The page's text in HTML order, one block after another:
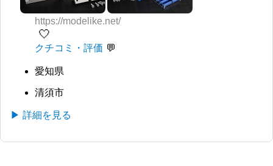
https://modelike.net/
🤍
クチコミ・評価
愛知県
清須市
▶ 詳細を見る